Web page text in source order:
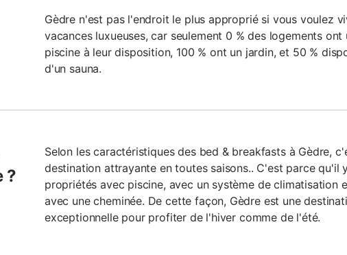
Gèdre n'est pas l'endroit le plus approprié si vous voulez
vacances luxueuses, car seulement 0 % des logements ont
piscine à leur disposition, 100 % ont un jardin, et 50 %
d'un sauna.
?
Selon les caractéristiques des bed & breakfasts à Gèdre,
destination attrayante en toutes saisons.. C'est parce qu'il
propriétés avec piscine, avec un système de climatisation
avec une cheminée. De cette façon, Gèdre est une
exceptionnelle pour profiter de l'hiver comme de l'été.